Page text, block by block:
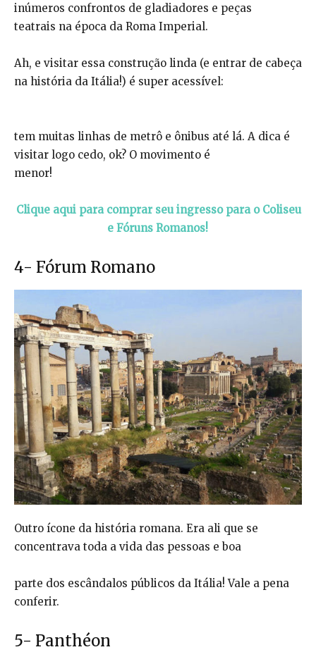
inúmeros confrontos de gladiadores e peças
teatrais na época da Roma Imperial.
Ah, e visitar essa construção linda (e entrar de cabeça
na história da Itália!) é super acessível:
tem muitas linhas de metrô e ônibus até lá. A dica é
visitar logo cedo, ok? O movimento é
menor!
Clique aqui para comprar seu ingresso para o Coliseu
e Fóruns Romanos!
4- Fórum Romano
Outro ícone da história romana. Era ali que se
concentrava toda a vida das pessoas e boa
parte dos escândalos públicos da Itália! Vale a pena
conferir.
5- Panthéon